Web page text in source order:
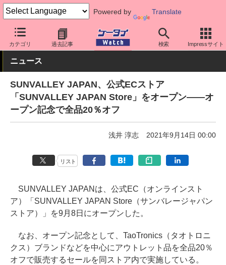
Powered by Translate
カテゴリ 過去記事 検索 Impressサイト
ケータイ Watch 周辺機器/アクセサリー オーディオ
ニュース
SUNVALLEY JAPAN、公式ECストア
「SUNVALLEY JAPAN Store」をオープン――オ
ープン記念で全品20％オフ
浅井 淳志 2021年9月14日 00:00
リスト
SUNVALLEY JAPANは、公式EC（オンラインスト
ア）「SUNVALLEY JAPAN Store（サンバレージャパン
ストア）」を9月8日にオープンした。
なお、オープン記念として、TaoTronics（タオトロニ
クス）ブランドなどを中心にアウトレット品を全品20％
オフで販売するセールを同ストア内で実施している。